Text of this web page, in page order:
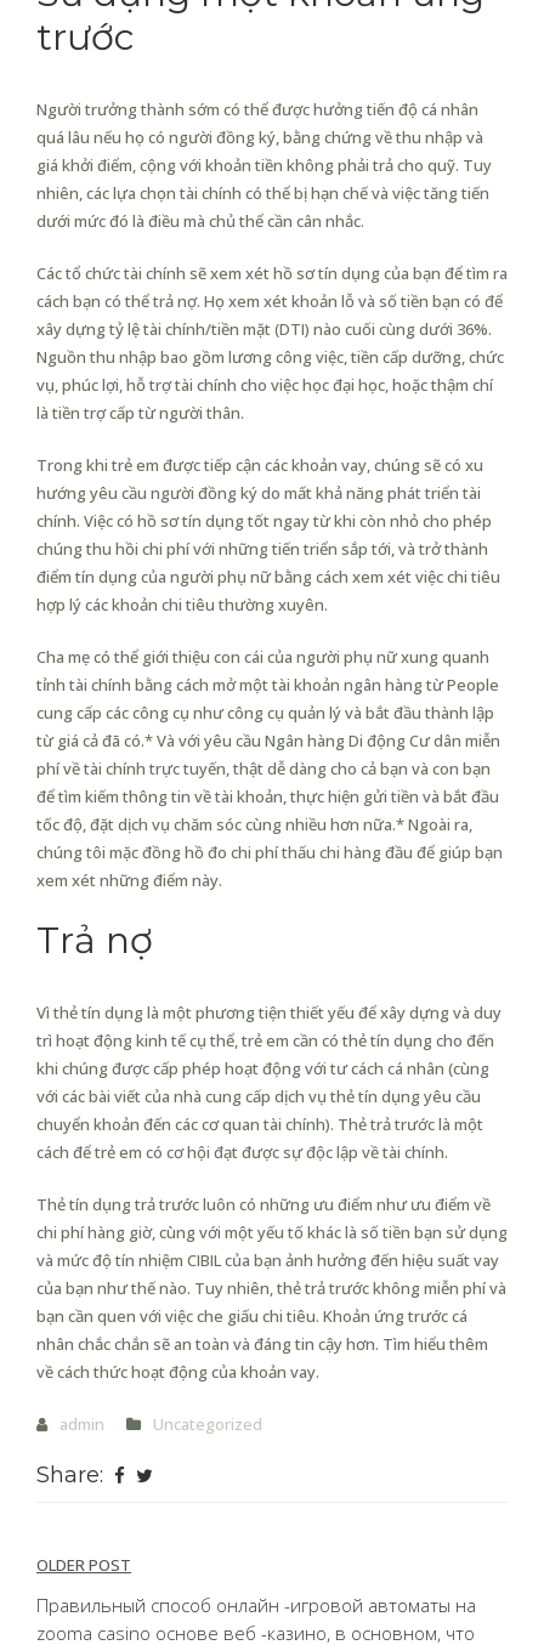
trước
Người trưởng thành sớm có thể được hưởng tiến độ cá nhân
quá lâu nếu họ có người đồng ký, bằng chứng về thu nhập và
giá khởi điểm, cộng với khoản tiền không phải trả cho quỹ. Tuy
nhiên, các lựa chọn tài chính có thể bị hạn chế và việc tăng tiến
dưới mức đó là điều mà chủ thể cần cân nhắc.
Các tổ chức tài chính sẽ xem xét hồ sơ tín dụng của bạn để tìm ra
cách bạn có thể trả nợ. Họ xem xét khoản lỗ và số tiền bạn có để
xây dựng tỷ lệ tài chính/tiền mặt (DTI) nào cuối cùng dưới 36%.
Nguồn thu nhập bao gồm lương công việc, tiền cấp dưỡng, chức
vụ, phúc lợi, hỗ trợ tài chính cho việc học đại học, hoặc thậm chí
là tiền trợ cấp từ người thân.
Trong khi trẻ em được tiếp cận các khoản vay, chúng sẽ có xu
hướng yêu cầu người đồng ký do mất khả năng phát triển tài
chính. Việc có hồ sơ tín dụng tốt ngay từ khi còn nhỏ cho phép
chúng thu hồi chi phí với những tiến triển sắp tới, và trở thành
điểm tín dụng của người phụ nữ bằng cách xem xét việc chi tiêu
hợp lý các khoản chi tiêu thường xuyên.
Cha mẹ có thể giới thiệu con cái của người phụ nữ xung quanh
tỉnh tài chính bằng cách mở một tài khoản ngân hàng từ People
cung cấp các công cụ như công cụ quản lý và bắt đầu thành lập
từ giá cả đã có.* Và với yêu cầu Ngân hàng Di động Cư dân miễn
phí về tài chính trực tuyến, thật dễ dàng cho cả bạn và con bạn
để tìm kiếm thông tin về tài khoản, thực hiện gửi tiền và bắt đầu
tốc độ, đặt dịch vụ chăm sóc cùng nhiều hơn nữa.* Ngoài ra,
chúng tôi mặc đồng hồ đo chi phí thấu chi hàng đầu để giúp bạn
xem xét những điểm này.
Trả nợ
Vì thẻ tín dụng là một phương tiện thiết yếu để xây dựng và duy
trì hoạt động kinh tế cụ thể, trẻ em cần có thẻ tín dụng cho đến
khi chúng được cấp phép hoạt động với tư cách cá nhân (cùng
với các bài viết của nhà cung cấp dịch vụ thẻ tín dụng yêu cầu
chuyển khoản đến các cơ quan tài chính). Thẻ trả trước là một
cách để trẻ em có cơ hội đạt được sự độc lập về tài chính.
Thẻ tín dụng trả trước luôn có những ưu điểm như ưu điểm về
chi phí hàng giờ, cùng với một yếu tố khác là số tiền bạn sử dụng
và mức độ tín nhiệm CIBIL của bạn ảnh hưởng đến hiệu suất vay
của bạn như thế nào. Tuy nhiên, thẻ trả trước không miễn phí và
bạn cần quen với việc che giấu chi tiêu. Khoản ứng trước cá
nhân chắc chắn sẽ an toàn và đáng tin cậy hơn. Tìm hiểu thêm
về cách thức hoạt động của khoản vay.
admin Uncategorized
Share:
Post
navigation
OLDER POST
Правильный способ онлайн -игровой автоматы на
zooma casino основе веб -казино, в основном, что